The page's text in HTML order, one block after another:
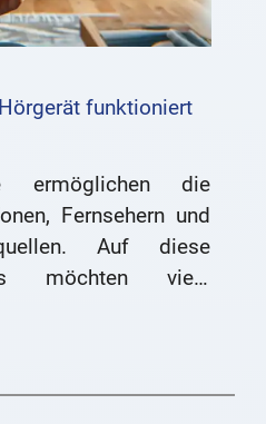
funktioniert
ermöglichen die
Fernsehern und
Auf diese
möchten viele
Aber, was
Hallo lieber